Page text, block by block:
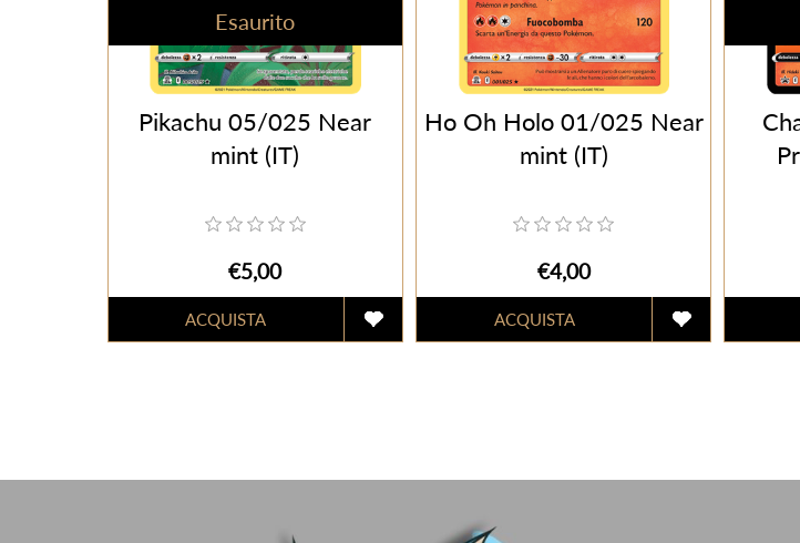
Esaurito
Pikachu 05/025 Near
mint (IT)
€5,00
Ho Oh Holo 01/025 Near
mint (IT)
€4,00